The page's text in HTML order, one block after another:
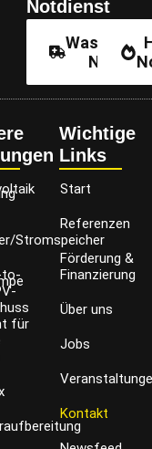
Notdienst
Stromspeicher
to-
für
Wichtige
Links
Start
Referenzen
Förderung &
Finanzierung
Über uns
Jobs
Kontakt